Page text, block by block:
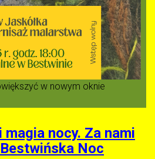
w nowym oknie
nocy. Za nami
Noc